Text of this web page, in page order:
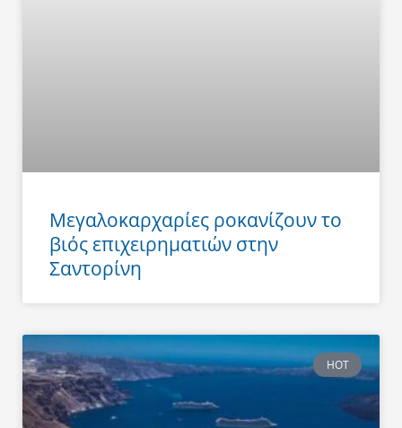
Μεγαλοκαρχαρίες ροκανίζουν το
βιός επιχειρηματιών στην
Σαντορίνη
HOT